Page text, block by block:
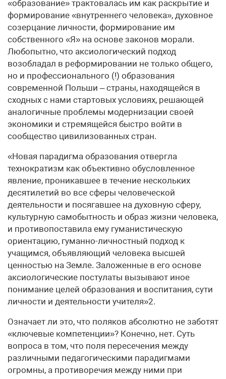
«образование» трактовалась им как раскрытие и
формирование «внутреннего человека», духовное
созерцание личности, формирование им
собственного «Я» на основе законов морали.
Любопытно, что аксиологический подход
возобладал в реформировании не только общего,
но и профессионального (!) образования
современной Польши – страны, находящейся в
сходных с нами стартовых условиях, решающей
аналогичные проблемы модернизации своей
экономики и стремящейся быстро войти в
сообщество цивилизованных стран.
«Новая парадигма образования отвергла
технократизм как объективно обусловленное
явление, проникавшее в течение нескольких
десятилетий во все сферы человеческой
деятельности и посягавшее на духовную сферу,
культурную самобытность и образ жизни человека,
и противопоставила ему гуманистическую
ориентацию, гуманно-личностный подход к
учащимся, объявляющий человека высшей
ценностью на Земле. Заложенные в его основе
аксиологические постулаты вызывают иное
понимание целей образования и воспитания, сути
личности и деятельности учителя»2.
Означает ли это, что поляков абсолютно не заботят
«ключевые компетенции»? Конечно, нет. Суть
вопроса в том, что поля пересечения между
различными педагогическими парадигмами
огромны, а противоречия между ними при